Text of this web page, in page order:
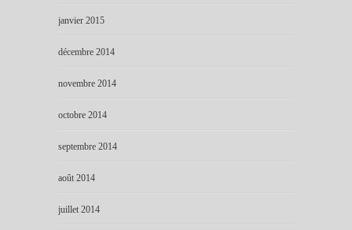
janvier 2015
décembre 2014
novembre 2014
octobre 2014
septembre 2014
août 2014
juillet 2014